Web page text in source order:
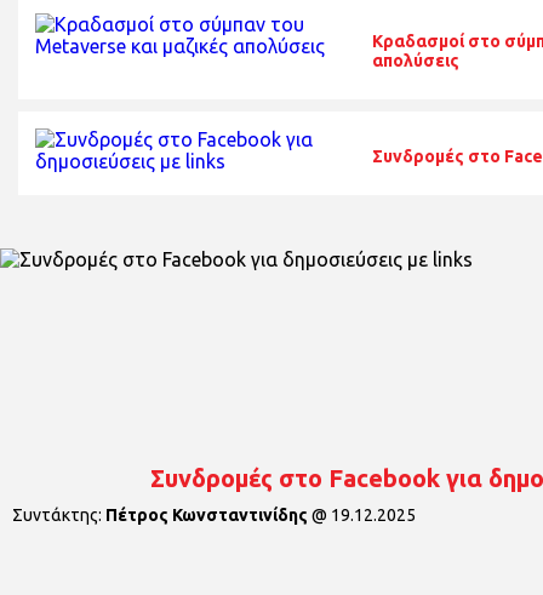
Κραδασμοί στο
απολύσεις
Συνδρομές στο
Συνδρομές στο Facebook για
Συντάκτης: Πέτρος Κωνσταντινίδης @ 19.12.2025